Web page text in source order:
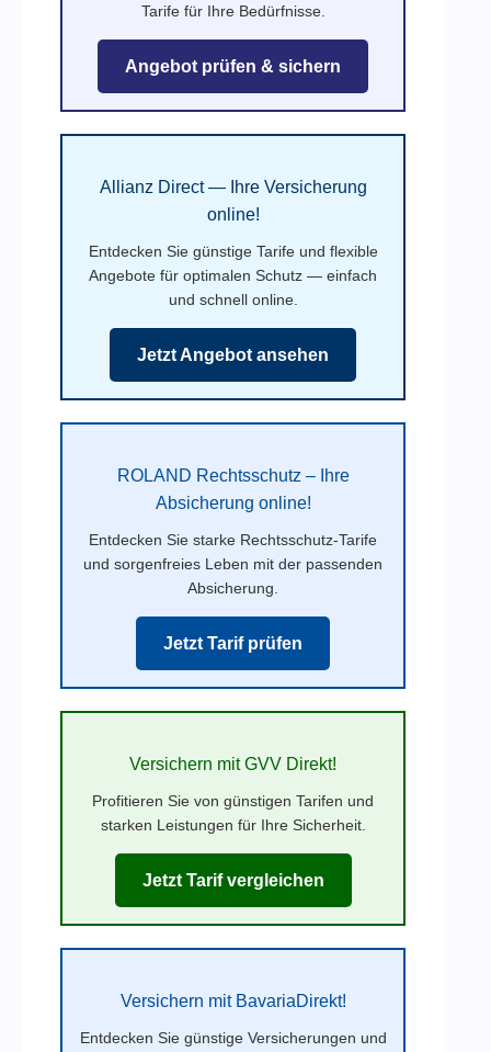
Tarife für Ihre Bedürfnisse.
Angebot prüfen & sichern
Allianz Direct — Ihre Versicherung
online!
Entdecken Sie günstige Tarife und flexible
Angebote für optimalen Schutz — einfach
und schnell online.
Jetzt Angebot ansehen
ROLAND Rechtsschutz – Ihre
Absicherung online!
Entdecken Sie starke Rechtsschutz-Tarife
und sorgenfreies Leben mit der passenden
Absicherung.
Jetzt Tarif prüfen
Versichern mit GVV Direkt!
Profitieren Sie von günstigen Tarifen und
starken Leistungen für Ihre Sicherheit.
Jetzt Tarif vergleichen
Versichern mit BavariaDirekt!
Entdecken Sie günstige Versicherungen und